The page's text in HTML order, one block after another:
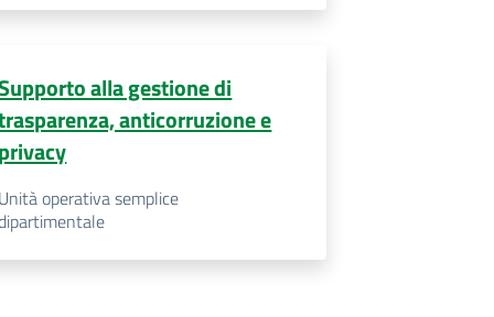
alla gestione di
anticorruzione e
operativa semplice